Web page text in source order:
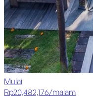
Mulai
Rp20,482,176/malam